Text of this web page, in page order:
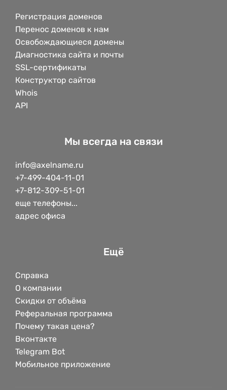
Регистрация доменов
Перенос доменов к нам
Освобождающиеся домены
Диагностика сайта и почты
SSL-сертификаты
Конструктор сайтов
Whois
API
Мы всегда на связи
info@axelname.ru
+7-499-404-11-01
+7-812-309-51-01
еще телефоны...
адрес офиса
Ещё
Справка
О компании
Скидки от объёма
Реферальная программа
Почему такая цена?
Вконтакте
Telegram Bot
Мобильное приложение